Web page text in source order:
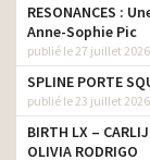
RESONANCES :
Anne-Sophie Pic
publié le 27 juillet 2026
SPLINE PORTE
publié le 23 juillet 2026
BIRTH LX –
OLIVIA RODRIGO